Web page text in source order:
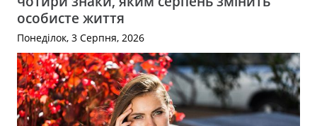
особисте життя
Понеділок, 3 Серпня, 2026